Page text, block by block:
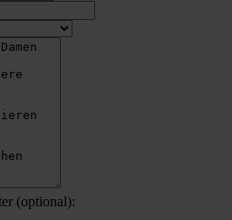
(optional):